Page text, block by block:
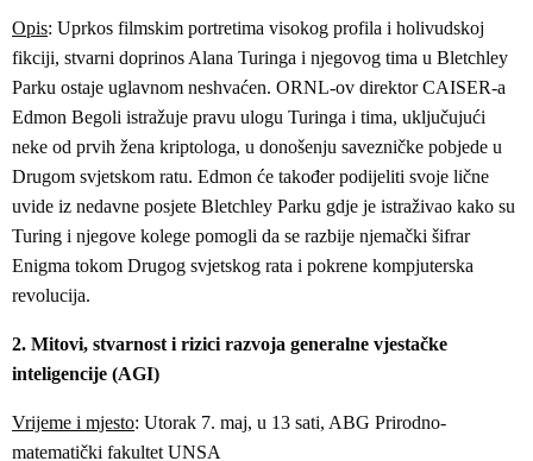
Opis: Uprkos filmskim portretima visokog profila i holivudskoj
fikciji, stvarni doprinos Alana Turinga i njegovog tima u Bletchley
Parku ostaje uglavnom neshvaćen. ORNL-ov direktor CAISER-a
Edmon Begoli istražuje pravu ulogu Turinga i tima, uključujući
neke od prvih žena kriptologa, u donošenju savezničke pobjede u
Drugom svjetskom ratu. Edmon će također podijeliti svoje lične
uvide iz nedavne posjete Bletchley Parku gdje je istraživao kako su
Turing i njegove kolege pomogli da se razbije njemački šifrar
Enigma tokom Drugog svjetskog rata i pokrene kompjuterska
revolucija.
2. Mitovi, stvarnost i rizici razvoja generalne vjestačke
inteligencije (AGI)
Vrijeme i mjesto: Utorak 7. maj, u 13 sati, ABG Prirodno-
matematički fakultet UNSA